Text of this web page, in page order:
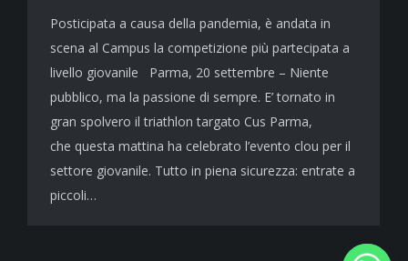
Posticipata a causa della pandemia, è andata in
scena al Campus la competizione più partecipata a
livello giovanile Parma, 20 settembre – Niente
pubblico, ma la passione di sempre. E’ tornato in
gran spolvero il triathlon targato Cus Parma,
che questa mattina ha celebrato l’evento clou per il
settore giovanile. Tutto in piena sicurezza: entrate a
piccoli…